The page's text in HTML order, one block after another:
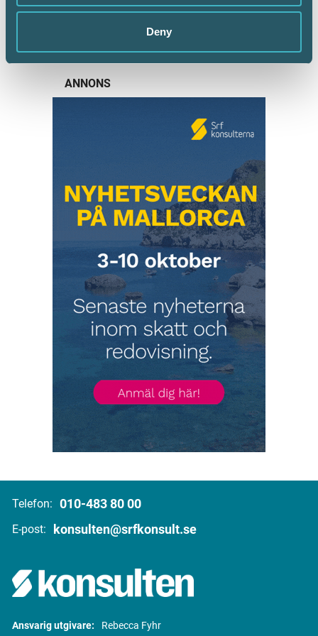
Deny
AKTUELLA ARTIKLAR
ANNONS
Telefon: 010-483 80 00
E-post: konsulten@srfkonsult.se
Ansvarig utgivare: Rebecca Fyhr